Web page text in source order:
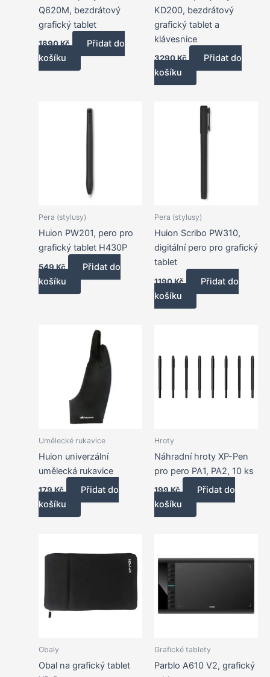
Q620M, bezdrátový
grafický tablet
1890Kč
Přidat do
košíku
KD200, bezdrátový
grafický tablet a
klávesnice
3290Kč
Přidat do
košíku
Pera (stylusy)
Huion PW201, pero pro
grafický tablet H430P
549Kč
Přidat do
košíku
Pera (stylusy)
Huion Scribo PW310,
digitální pero pro grafický
tablet
1190Kč
Přidat do
košíku
Umělecké rukavice
Huion univerzální
umělecká rukavice
179Kč
Přidat do
košíku
Hroty
Náhradní hroty XP-Pen
pro pero PA1, PA2, 10 ks
199Kč
Přidat do
košíku
Obaly
Obal na grafický tablet
Grafické tablety
Parblo A610 V2, grafický